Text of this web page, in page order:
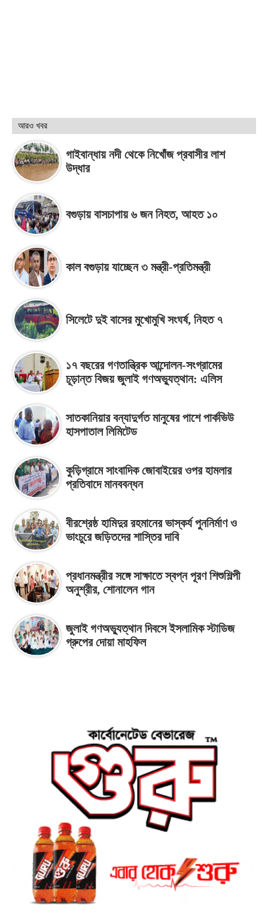
আরও খবর
গাইবান্ধায় নদী থেকে নিখোঁজ প্রবাসীর লাশ
উদ্ধার
বগুড়ায় বাসচাপায় ৬ জন নিহত, আহত ১০
কাল বগুড়ায় যাচ্ছেন ৩ মন্ত্রী-প্রতিমন্ত্রী
সিলেটে দুই বাসের মুখোমুখি সংঘর্ষ, নিহত ৭
১৭ বছরের গণতান্ত্রিক আন্দোলন-সংগ্রামের
চূড়ান্ত বিজয় জুলাই গণঅভ্যুত্থান: এলিস
সাতকানিয়ার বন্যাদুর্গত মানুষের পাশে পার্কভিউ
হাসপাতাল লিমিটেড
কুড়িগ্রামে সাংবাদিক জোবাইয়ের ওপর হামলার
প্রতিবাদে মানববন্ধন
বীরশ্রেষ্ঠ হামিদুর রহমানের ভাস্কর্য পুননির্মাণ ও
ভাংচুরে জড়িতদের শাস্তির দাবি
প্রধানমন্ত্রীর সঙ্গে সাক্ষাতে স্বপ্ন পূরণ শিশুশিল্পী
অনুশ্রীর, শোনালেন গান
জুলাই গণঅভ্যুত্থান দিবসে ইসলামিক স্টাডিজ
গ্রুপের দোয়া মাহফিল